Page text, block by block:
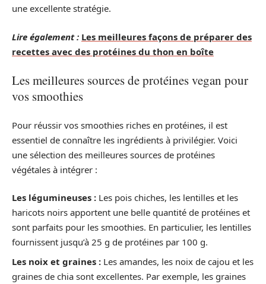
une excellente stratégie.
Lire également : Les meilleures façons de préparer des
recettes avec des protéines du thon en boîte
Les meilleures sources de protéines vegan pour
vos smoothies
Pour réussir vos smoothies riches en protéines, il est
essentiel de connaître les ingrédients à privilégier. Voici
une sélection des meilleures sources de protéines
végétales à intégrer :
Les légumineuses : Les pois chiches, les lentilles et les
haricots noirs apportent une belle quantité de protéines et
sont parfaits pour les smoothies. En particulier, les lentilles
fournissent jusqu’à 25 g de protéines par 100 g.
Les noix et graines : Les amandes, les noix de cajou et les
graines de chia sont excellentes. Par exemple, les graines